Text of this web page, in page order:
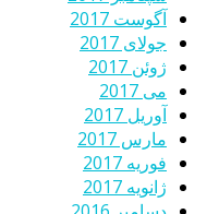
آگوست 2017
جولای 2017
ژوئن 2017
می 2017
آوریل 2017
مارس 2017
فوریه 2017
ژانویه 2017